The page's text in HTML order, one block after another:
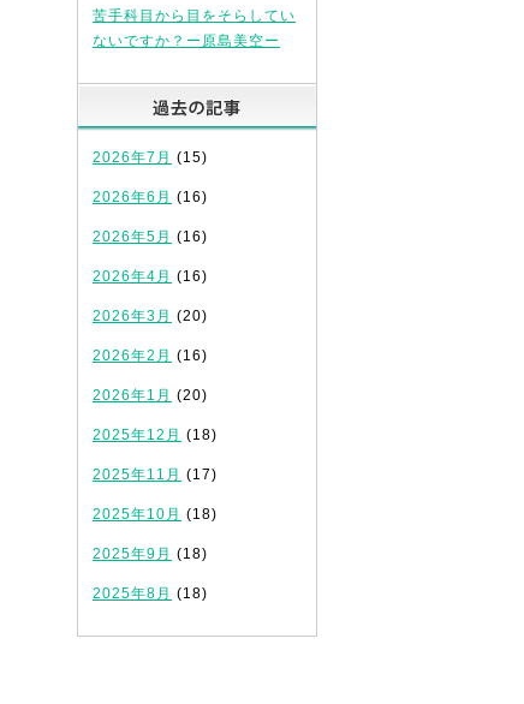
苦手科目から目をそらしてい
ないですか？ー原島美空ー
2026年7月 (15)
2026年6月 (16)
2026年5月 (16)
2026年4月 (16)
2026年3月 (20)
2026年2月 (16)
2026年1月 (20)
2025年12月 (18)
2025年11月 (17)
2025年10月 (18)
2025年9月 (18)
2025年8月 (18)